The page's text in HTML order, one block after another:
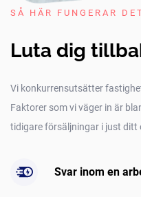
SÅ HÄR FUNGERAR
Luta dig
Vi konkurrensutsätter
Faktorer som vi väger in är
tidigare försäljningar i just ditt
Svar inom en